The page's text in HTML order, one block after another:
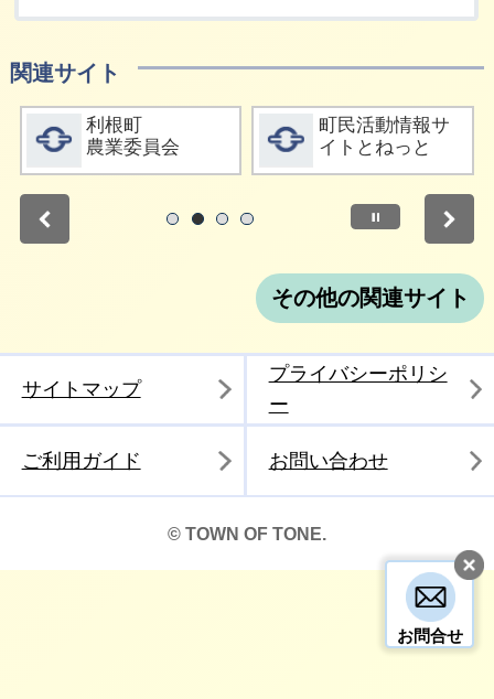
お問合せ
関連サイト
詳細をみる
利根町
農業委員会
詳細をみる
町民活動情報サ
イトとねっと
停止
その他の関連サイト
サイトマップ
プライバシーポリシ
ー
ご利用ガイド お問い合わせ
© TOWN OF TONE.